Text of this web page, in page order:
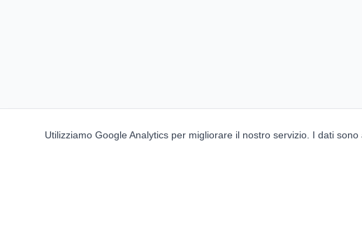
Utilizziamo Google Analytics per migliorare il nostro servizio. I dati sono